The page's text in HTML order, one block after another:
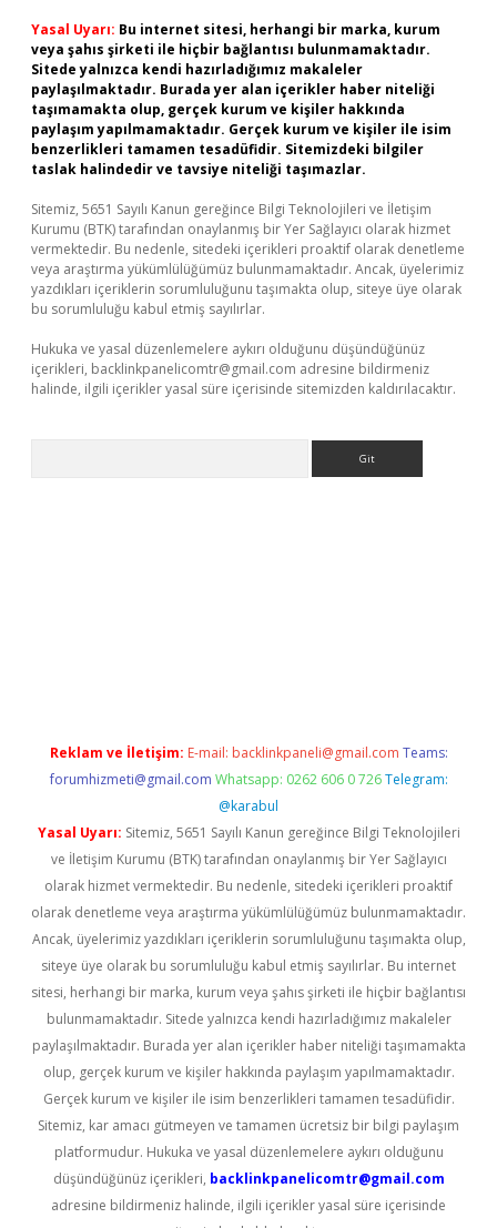
Yasal Uyarı: Bu internet sitesi, herhangi bir marka, kurum
veya şahıs şirketi ile hiçbir bağlantısı bulunmamaktadır.
Sitede yalnızca kendi hazırladığımız makaleler
paylaşılmaktadır. Burada yer alan içerikler haber niteliği
taşımamakta olup, gerçek kurum ve kişiler hakkında
paylaşım yapılmamaktadır. Gerçek kurum ve kişiler ile isim
benzerlikleri tamamen tesadüfidir. Sitemizdeki bilgiler
taslak halindedir ve tavsiye niteliği taşımazlar.
Sitemiz, 5651 Sayılı Kanun gereğince Bilgi Teknolojileri ve İletişim
Kurumu (BTK) tarafından onaylanmış bir Yer Sağlayıcı olarak hizmet
vermektedir. Bu nedenle, sitedeki içerikleri proaktif olarak denetleme
veya araştırma yükümlülüğümüz bulunmamaktadır. Ancak, üyelerimiz
yazdıkları içeriklerin sorumluluğunu taşımakta olup, siteye üye olarak
bu sorumluluğu kabul etmiş sayılırlar.
Hukuka ve yasal düzenlemelere aykırı olduğunu düşündüğünüz
içerikleri, backlinkpanelicomtr@gmail.com adresine bildirmeniz
halinde, ilgili içerikler yasal süre içerisinde sitemizden kaldırılacaktır.
Reklam ve İletişim: E-mail: backlinkpaneli@gmail.com Teams:
forumhizmeti@gmail.com Whatsapp: 0262 606 0 726 Telegram:
@karabul
Yasal Uyarı: Sitemiz, 5651 Sayılı Kanun gereğince Bilgi Teknolojileri
ve İletişim Kurumu (BTK) tarafından onaylanmış bir Yer Sağlayıcı
olarak hizmet vermektedir. Bu nedenle, sitedeki içerikleri proaktif
olarak denetleme veya araştırma yükümlülüğümüz bulunmamaktadır.
Ancak, üyelerimiz yazdıkları içeriklerin sorumluluğunu taşımakta olup,
siteye üye olarak bu sorumluluğu kabul etmiş sayılırlar. Bu internet
sitesi, herhangi bir marka, kurum veya şahıs şirketi ile hiçbir bağlantısı
bulunmamaktadır. Sitede yalnızca kendi hazırladığımız makaleler
paylaşılmaktadır. Burada yer alan içerikler haber niteliği taşımamakta
olup, gerçek kurum ve kişiler hakkında paylaşım yapılmamaktadır.
Gerçek kurum ve kişiler ile isim benzerlikleri tamamen tesadüfidir.
Sitemiz, kar amacı gütmeyen ve tamamen ücretsiz bir bilgi paylaşım
platformudur. Hukuka ve yasal düzenlemelere aykırı olduğunu
düşündüğünüz içerikleri, backlinkpanelicomtr@gmail.com
adresine bildirmeniz halinde, ilgili içerikler yasal süre içerisinde